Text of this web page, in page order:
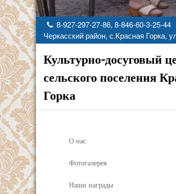
8-927-297-27-86, 8-846-60-3-25-44
Черкасский район, с.Красная Горка,
Культурно-досуговый
сельского поселения
Горка
О нас
Фотогалерея
Наши награды